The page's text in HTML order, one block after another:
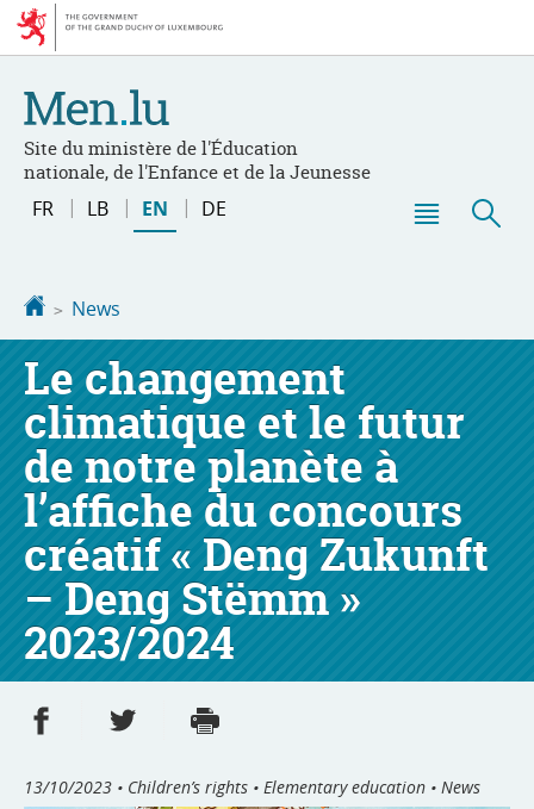
Go
Go
Site du ministère de l'Éducation
nationale, de l'Enfance et de la Jeunesse
Changer
FR LB EN DE
Homepage
News
Le changement
climatique et le futur
de notre planète à
l’affiche du concours
créatif « Deng Zukunft
– Deng Stëmm »
2023/2024
Share on Facebook
Share on Twitter
13/10/2023 • Children’s rights • Elementary education • News